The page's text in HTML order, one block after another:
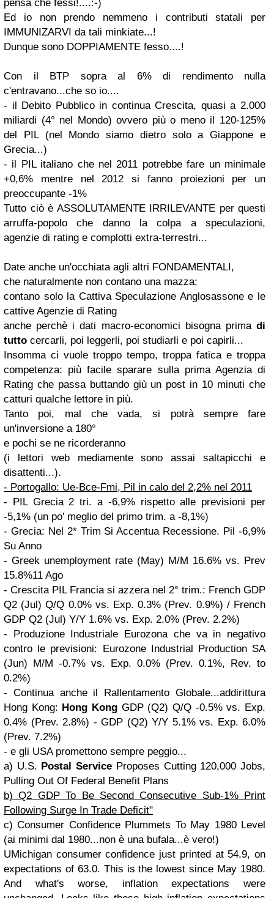
pensa che fessi!....:-)
Ed io non prendo nemmeno i contributi statali per
IMMUNIZARVI da tali minkiate...!
Dunque sono DOPPIAMENTE fesso....!
Con il BTP sopra al 6% di rendimento nulla
c'entravano...che so io....
- il Debito Pubblico in continua Crescita, quasi a 2.000
miliardi (4° nel Mondo) ovvero più o meno il 120-125%
del PIL (nel Mondo siamo dietro solo a Giappone e
Grecia...)
- il PIL italiano che nel 2011 potrebbe fare un minimale
+0,6% mentre nel 2012 si fanno proiezioni per un
preoccupante -1%
Tutto ciò è ASSOLUTAMENTE IRRILEVANTE per questi
arruffa-popolo che danno la colpa a speculazioni,
agenzie di rating e complotti extra-terrestri...
Date anche un'occhiata agli altri FONDAMENTALI,
che naturalmente non contano una mazza:
contano solo la Cattiva Speculazione Anglosassone e le
cattive Agenzie di Rating
anche perchè i dati macro-economici bisogna prima di
tutto cercarli, poi leggerli, poi studiarli e poi capirli...
Insomma ci vuole troppo tempo, troppa fatica e troppa
competenza: più facile sparare sulla prima Agenzia di
Rating che passa buttando giù un post in 10 minuti che
catturi qualche lettore in più.
Tanto poi, mal che vada, si potrà sempre fare
un'inversione a 180°
e pochi se ne ricorderanno
(i lettori web mediamente sono assai saltapicchi e
disattenti...).
- Portogallo: Ue-Bce-Fmi, Pil in calo del 2,2% nel 2011
- PIL Grecia 2 tri. a -6,9% rispetto alle previsioni per
-5,1% (un po' meglio del primo trim. a -8,1%)
- Grecia: Nel 2* Trim Si Accentua Recessione. Pil -6,9%
Su Anno
- Greek unemployment rate (May) M/M 16.6% vs. Prev
15.8%11 Ago
- Crescita PIL Francia si azzera nel 2° trim.: French GDP
Q2 (Jul) Q/Q 0.0% vs. Exp. 0.3% (Prev. 0.9%) / French
GDP Q2 (Jul) Y/Y 1.6% vs. Exp. 2.0% (Prev. 2.2%)
- Produzione Industriale Eurozona che va in negativo
contro le previsioni: Eurozone Industrial Production SA
(Jun) M/M -0.7% vs. Exp. 0.0% (Prev. 0.1%, Rev. to
0.2%)
- Continua anche il Rallentamento Globale...addirittura
Hong Kong: Hong Kong GDP (Q2) Q/Q -0.5% vs. Exp.
0.4% (Prev. 2.8%) - GDP (Q2) Y/Y 5.1% vs. Exp. 6.0%
(Prev. 7.2%)
- e gli USA promettono sempre peggio...
a) U.S. Postal Service Proposes Cutting 120,000 Jobs,
Pulling Out Of Federal Benefit Plans
b) Q2 GDP To Be Second Consecutive Sub-1% Print
Following Surge In Trade Deficit"
c) Consumer Confidence Plummets To May 1980 Level
(ai minimi dal 1980...non è una bufala...è vero!)
UMichigan consumer confidence just printed at 54.9, on
expectations of 63.0. This is the lowest since May 1980.
And what's worse, inflation expectations were